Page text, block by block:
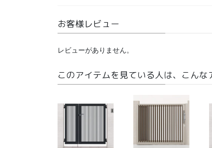
お客様レビュー
レビューがありません。
このアイテムを見ている人は、こんな